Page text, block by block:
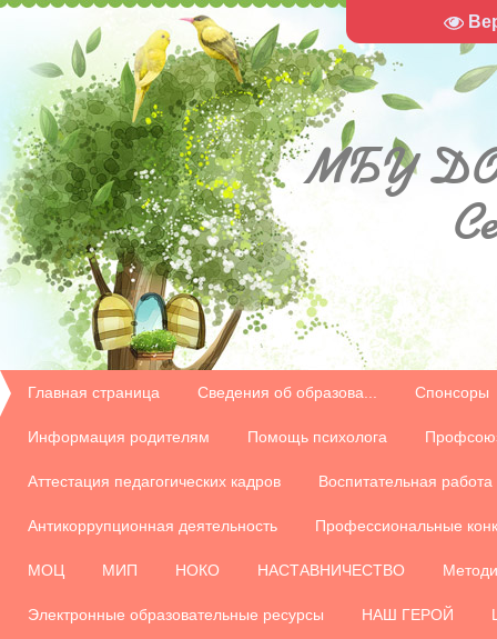
МБУ
Главная страница Сведения об образова... Спонсоры
Информация родителям Помощь психолога
Аттестация педагогических кадров Воспитательная работа
Антикоррупционная деятельность Профессиональные
МОЦ МИП НОКО НАСТАВНИЧЕСТВО
Электронные образовательные ресурсы НАШ ГЕРОЙ